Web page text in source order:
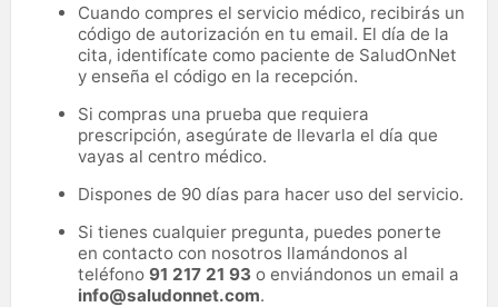
Cuando compres el servicio médico, recibirás un
código de autorización en tu email. El día de la
cita, identifícate como paciente de SaludOnNet
y enseña el código en la recepción.
Si compras una prueba que requiera
prescripción, asegúrate de llevarla el día que
vayas al centro médico.
Dispones de 90 días para hacer uso del servicio.
Si tienes cualquier pregunta, puedes ponerte
en contacto con nosotros llamándonos al
teléfono 91 217 21 93 o enviándonos un email a
info@saludonnet.com.